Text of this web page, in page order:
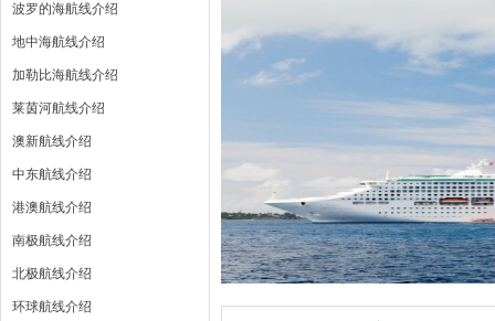
波罗的海航线介绍
地中海航线介绍
加勒比海航线介绍
莱茵河航线介绍
澳新航线介绍
中东航线介绍
港澳航线介绍
南极航线介绍
北极航线介绍
环球航线介绍